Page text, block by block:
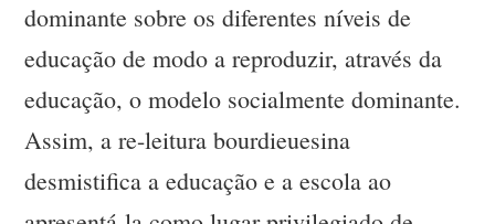
dominante sobre os diferentes níveis de
educação de modo a reproduzir, através da
educação, o modelo socialmente dominante.
Assim, a re-leitura bourdieuesina
desmistifica a educação e a escola ao